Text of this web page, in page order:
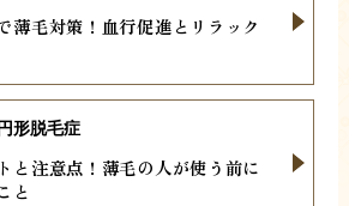
薄毛対策！血行促進とリラック
と注意点！薄毛の人が使う前に
と
円形脱毛症